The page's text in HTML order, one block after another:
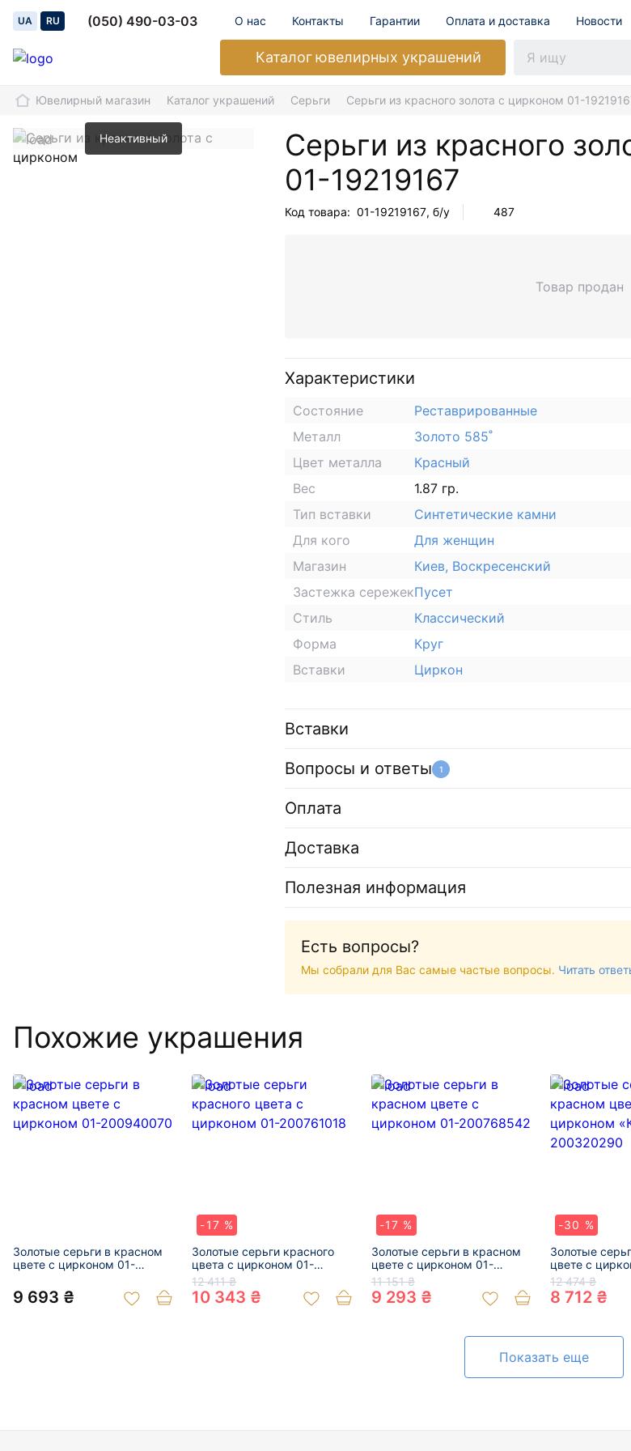
UA RU (050) 490-03-03 О нас Контакты Гарантии Оплата и доставка Новости
Каталогювелирных украшений
Ювелирный магазин Каталог украшений Серьги Серьги из красного золота с цирконом 01-
Неактивный
Серьги из красного
01-19219167
Код товара: 01-19219167, б/у 487
Товар продан
Характеристики
Состояние
Реставрированные
Металл
Золото 585˚
Цвет металла
Красный
Вес
1.87 гр.
Тип вставки
Синтетические камни
Для кого
Для женщин
Магазин
Киев, Воскресенский
Застежка сережекПусет
Стиль
Классический
Форма
Круг
Вставки
Циркон
Вставки
Вопросы и ответы 1
Оплата
Доставка
Полезная информация
Есть вопросы?
Мы собрали для Вас самые частые вопросы. Читать
Похожие украшения
Золотые серьги в красном
цвете с цирконом 01-
9 693 ₴
-17 %
Золотые серьги красного
цвета с цирконом 01-
200761018
12 411 ₴
10 343 ₴
-17 %
Золотые серьги в красном
цвете с цирконом 01-
200768542
11 151 ₴
9 293 ₴
-30 %
Золотые
цвете с
200320290
12 474 ₴
8 712 ₴
Показать еще